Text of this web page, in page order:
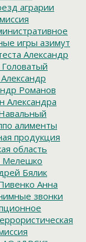
аграрии
игры азимут
Александр
Александр
Романов
Александра
алименты
продукция
область
Мелешко
Бялик
Анна
звонки